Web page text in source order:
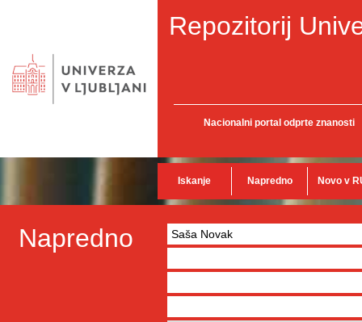
Repozitorij
Nacionalni portal odprte znanosti
Iskanje Napredno Novo v
Napredno